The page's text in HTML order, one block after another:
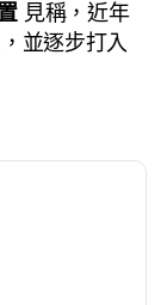
見稱，近年
並逐步打入